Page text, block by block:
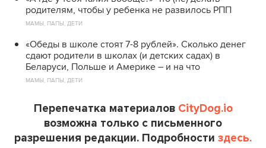
родителям, чтобы у ребенка не развилось РПП
МАМЫ, ПАПЫ, ДЕТИ
«Обеды в школе стоят 7-8 рублей». Сколько денег
сдают родители в школах (и детских садах) в
Беларуси, Польше и Америке – и на что
МАМЫ, ПАПЫ, ДЕТИ
Перепечатка материалов CityDog.io
возможна только с письменного
разрешения редакции. Подробности здесь.